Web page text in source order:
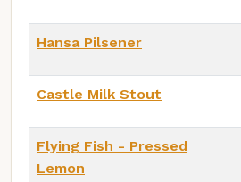
Hansa Pilsener
Castle Milk Stout
Flying Fish - Pressed
Lemon